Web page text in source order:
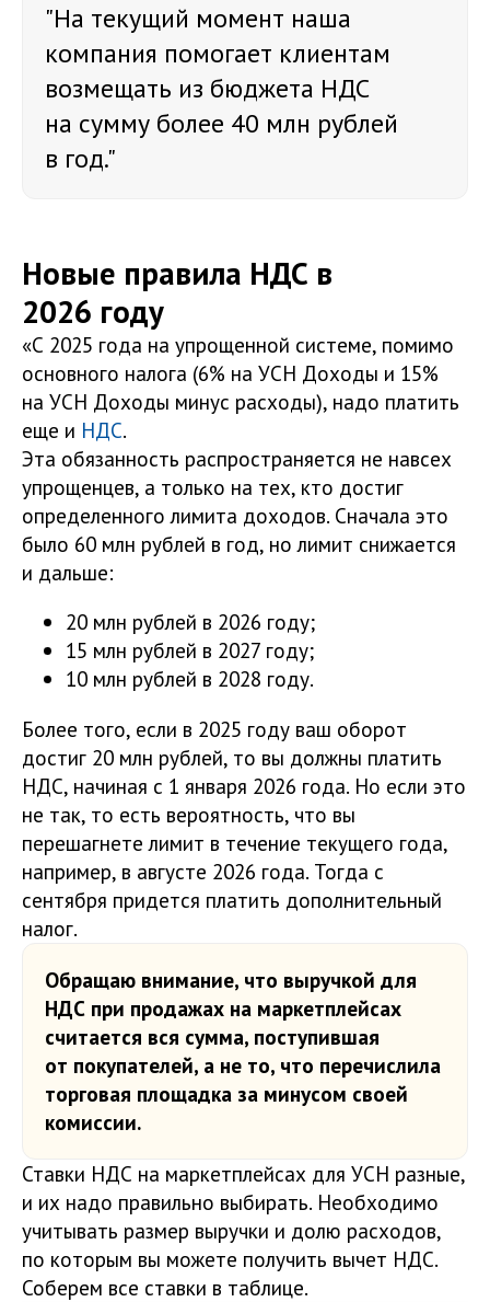
"На текущий момент наша
компания помогает клиентам
возмещать из бюджета НДС
на сумму более 40 млн рублей
в год."
Новые правила НДС в
2026 году
«С 2025 года на упрощенной системе, помимо
основного налога (6% на УСН Доходы и 15%
на УСН Доходы минус расходы), надо платить
еще и НДС.
Эта обязанность распространяется не навсех
упрощенцев, а только на тех, кто достиг
определенного лимита доходов. Сначала это
было 60 млн рублей в год, но лимит снижается
и дальше:
20 млн рублей в 2026 году;
15 млн рублей в 2027 году;
10 млн рублей в 2028 году.
Более того, если в 2025 году ваш оборот
достиг 20 млн рублей, то вы должны платить
НДС, начиная с 1 января 2026 года. Но если это
не так, то есть вероятность, что вы
перешагнете лимит в течение текущего года,
например, в августе 2026 года. Тогда с
сентября придется платить дополнительный
налог.
Обращаю внимание, что выручкой для
НДС при продажах на маркетплейсах
считается вся сумма, поступившая
от покупателей, а не то, что перечислила
торговая площадка за минусом своей
комиссии.
Ставки НДС на маркетплейсах для УСН разные,
и их надо правильно выбирать. Необходимо
учитывать размер выручки и долю расходов,
по которым вы можете получить вычет НДС.
Соберем все ставки в таблице.